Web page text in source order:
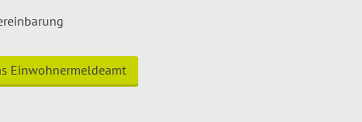
Einwohnermeldeamt